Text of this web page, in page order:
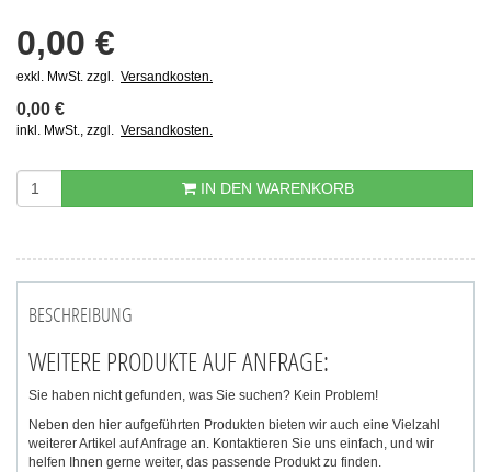
0,00 €
exkl. MwSt. zzgl. Versandkosten.
0,00 €
inkl. MwSt., zzgl. Versandkosten.
IN DEN WARENKORB
BESCHREIBUNG
WEITERE PRODUKTE AUF ANFRAGE:
Sie haben nicht gefunden, was Sie suchen? Kein Problem!
Neben den hier aufgeführten Produkten bieten wir auch eine Vielzahl
weiterer Artikel auf Anfrage an. Kontaktieren Sie uns einfach, und wir
helfen Ihnen gerne weiter, das passende Produkt zu finden.